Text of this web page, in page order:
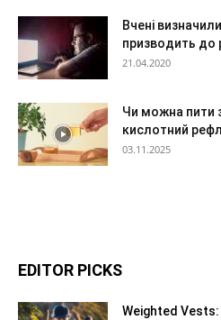
Вчені
призводить до
21.04.2020
Чи можна пити
кислотний
03.11.2025
EDITOR PICKS
Weighted